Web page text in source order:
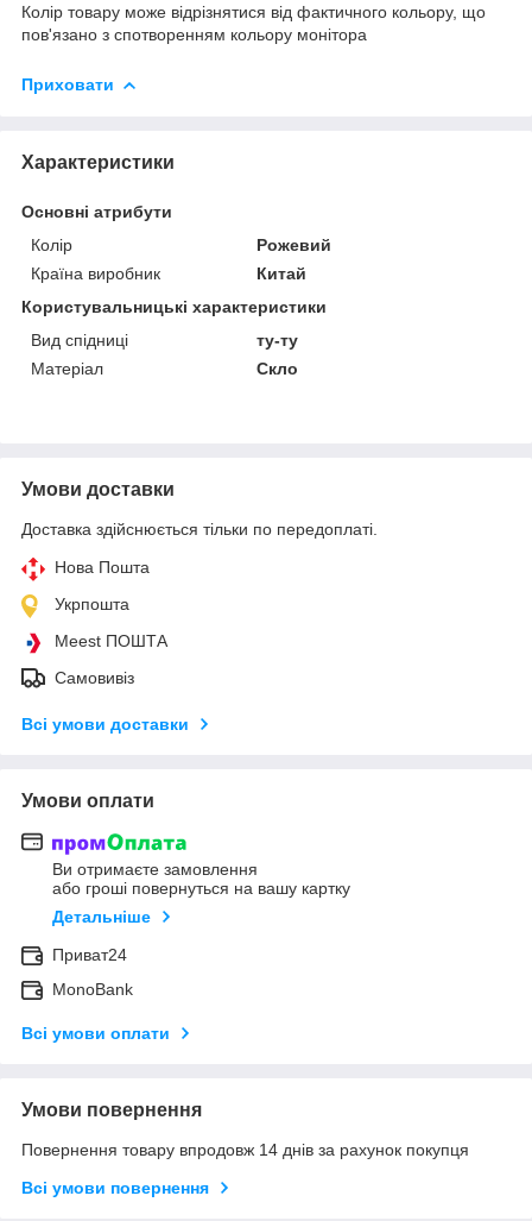
Колір товару може відрізнятися від фактичного кольору, що
пов'язано з спотворенням кольору монітора
Приховати
Характеристики
Основні атрибути
Колір
Рожевий
Країна виробник
Китай
Користувальницькі характеристики
Вид спідниці
ту-ту
Матеріал
Скло
Умови доставки
Доставка здійснюється тільки по передоплаті.
Нова Пошта
Укрпошта
Meest ПОШТА
Самовивіз
Всі умови доставки
Умови оплати
Ви отримаєте замовлення
або гроші повернуться на вашу картку
Детальніше
Приват24
MonoBank
Всі умови оплати
Умови повернення
Повернення товару впродовж 14 днів за рахунок покупця
Всі умови повернення